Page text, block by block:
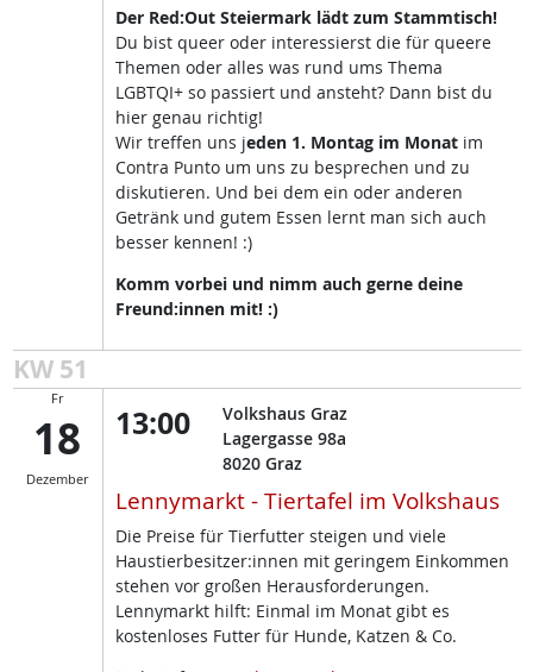
Der Red:Out Steiermark lädt zum Stammtisch!
Du bist queer oder interessierst die für queere
Themen oder alles was rund ums Thema
LGBTQI+ so passiert und ansteht? Dann bist du
hier genau richtig!
Wir treffen uns jeden 1. Montag im Monat im
Contra Punto um uns zu besprechen und zu
diskutieren. Und bei dem ein oder anderen
Getränk und gutem Essen lernt man sich auch
besser kennen! :)
Komm vorbei und nimm auch gerne deine
Freund:innen mit! :)
KW 51
Fr
18
Dezember
13:00
Volkshaus Graz
Lagergasse 98a
8020 Graz
Lennymarkt - Tiertafel im Volkshaus
Die Preise für Tierfutter steigen und viele
Haustierbesitzer:innen mit geringem Einkommen
stehen vor großen Herausforderungen.
Lennymarkt hilft: Einmal im Monat gibt es
kostenloses Futter für Hunde, Katzen & Co.